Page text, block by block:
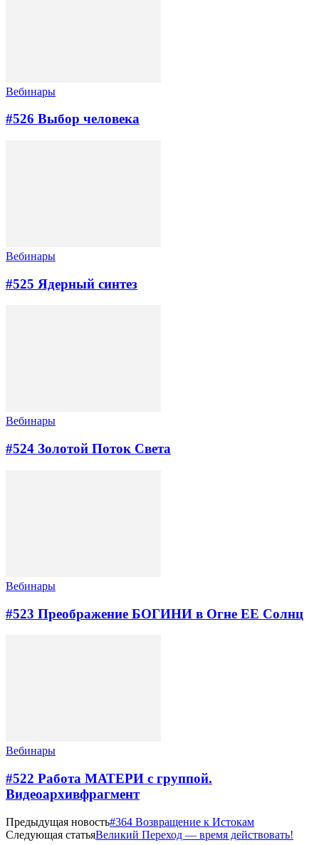
Вебинары
#526 Выбор человека
Вебинары
#525 Ядерный синтез
Вебинары
#524 Золотой Поток Cвета
Вебинары
#523 Преображение БОГИНИ в Огне ЕЕ Солнц
Вебинары
#522 Работа МАТЕРИ с группой.
Видеоархивфрагмент
Предыдущая новость#364 Возвращение к Истокам
Следующая статьяВеликий Переход — время действовать!